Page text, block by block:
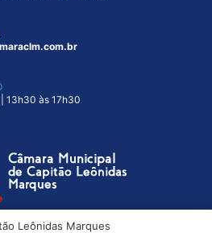
13h30 às 17h30
Leônidas Marques